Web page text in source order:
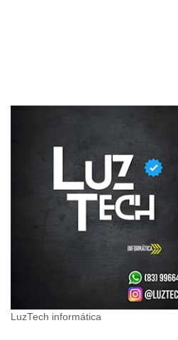
LuzTech informática